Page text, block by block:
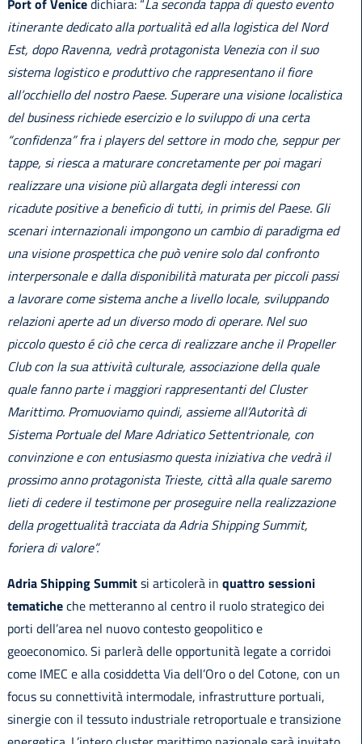
Port of Venicedichiara: “La seconda tappa di questo evento
itinerante dedicato alla portualità ed alla logistica del Nord
Est, dopo Ravenna, vedrà protagonista Venezia con il suo
sistema logistico e produttivo che rappresentano il fiore
all’occhiello del nostro Paese. Superare una visione localistica
del business richiede esercizio e lo sviluppo di una certa
“confidenza” fra i players del settore in modo che, seppur per
tappe, si riesca a maturare concretamente per poi magari
realizzare una visione più allargata degli interessi con
ricadute positive a beneficio di tutti, in primis del Paese. Gli
scenari internazionali impongono un cambio di paradigma ed
una visione prospettica che può venire solo dal confronto
interpersonale e dalla disponibilità maturata per piccoli passi
a lavorare come sistema anche a livello locale, sviluppando
relazioni aperte ad un diverso modo di operare. Nel suo
piccolo questo é ciò che cerca di realizzare anche il Propeller
Club con la sua attività culturale, associazione della quale
quale fanno parte i maggiori rappresentanti del Cluster
Marittimo. Promuoviamo quindi, assieme all’Autorità di
Sistema Portuale del Mare Adriatico Settentrionale, con
convinzione e con entusiasmo questa iniziativa che vedrà il
prossimo anno protagonista Trieste, città alla quale saremo
lieti di cedere il testimone per proseguire nella realizzazione
della progettualità tracciata da Adria Shipping Summit,
foriera di valore”.
Adria Shipping Summitsi articolerà in quattro sessioni
tematicheche metteranno al centro il ruolo strategico dei
porti dell’area nel nuovo contesto geopolitico e
geoeconomico. Si parlerà delle opportunità legate a corridoi
come IMEC e alla cosiddetta Via dell’Oro o del Cotone, con un
focus su connettività intermodale, infrastrutture portuali,
sinergie con il tessuto industriale retroportuale e transizione